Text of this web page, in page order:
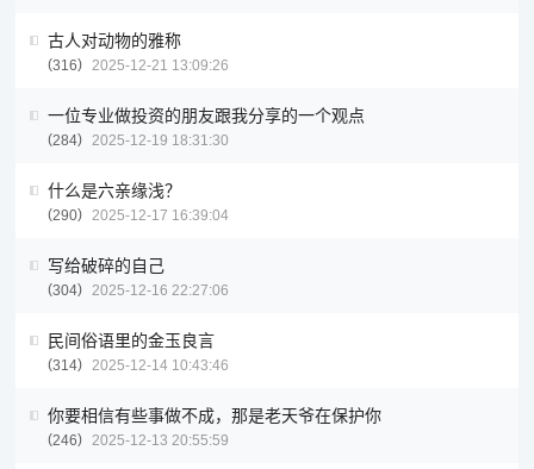
古人对动物的雅称
316 2025-12-21 13:09:26
一位专业做投资的朋友跟我分享的一个观点
284 2025-12-19 18:31:30
什么是六亲缘浅？
290 2025-12-17 16:39:04
写给破碎的自己
304 2025-12-16 22:27:06
民间俗语里的金玉良言
314 2025-12-14 10:43:46
你要相信有些事做不成，那是老天爷在保护你
246 2025-12-13 20:55:59